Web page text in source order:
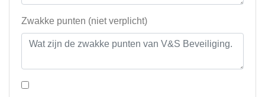
Zwakke punten (niet verplicht)